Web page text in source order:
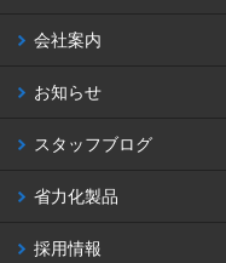
会社案内
お知らせ
スタッフブログ
省力化製品
採用情報